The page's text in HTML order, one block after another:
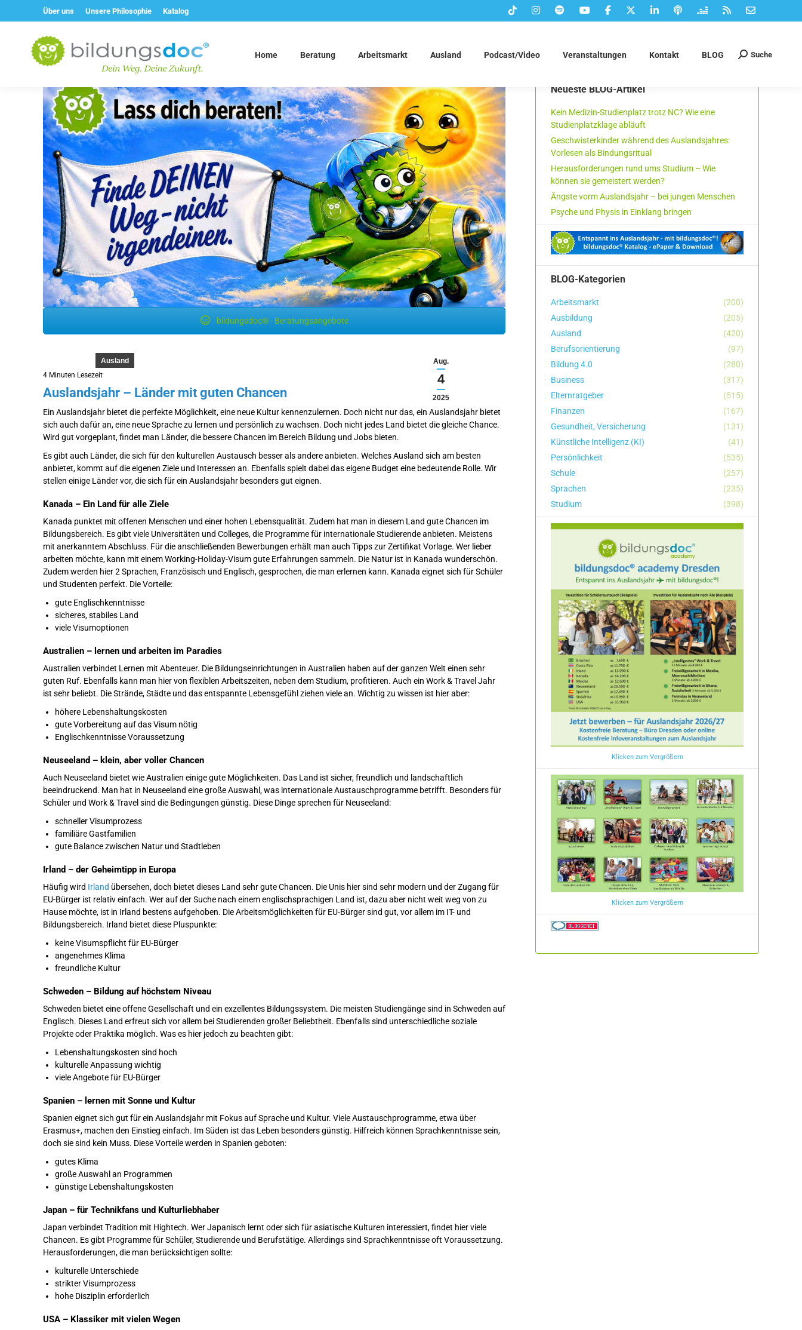
Über uns Unsere Philosophie Katalog
Home Beratung Arbeitsmarkt Ausland Podcast/Video Veranstaltungen Kontakt BLOG Suchen:
Suche
bildungsdoc® - Beratungsangebote
Aug.
4
2025
Ausland
4 Minuten Lesezeit
Auslandsjahr – Länder mit guten Chancen
Ein Auslandsjahr bietet die perfekte Möglichkeit, eine neue Kultur kennenzulernen. Doch nicht nur das, ein Auslandsjahr bietet
sich auch dafür an, eine neue Sprache zu lernen und persönlich zu wachsen. Doch nicht jedes Land bietet die gleiche Chance.
Wird gut vorgeplant, findet man Länder, die bessere Chancen im Bereich Bildung und Jobs bieten.
Es gibt auch Länder, die sich für den kulturellen Austausch besser als andere anbieten. Welches Ausland sich am besten
anbietet, kommt auf die eigenen Ziele und Interessen an. Ebenfalls spielt dabei das eigene Budget eine bedeutende Rolle. Wir
stellen einige Länder vor, die sich für ein Auslandsjahr besonders gut eignen.
Kanada – Ein Land für alle Ziele
Kanada punktet mit offenen Menschen und einer hohen Lebensqualität. Zudem hat man in diesem Land gute Chancen im
Bildungsbereich. Es gibt viele Universitäten und Colleges, die Programme für internationale Studierende anbieten. Meistens
mit anerkanntem Abschluss. Für die anschließenden Bewerbungen erhält man auch Tipps zur Zertifikat Vorlage. Wer lieber
arbeiten möchte, kann mit einem Working-Holiday-Visum gute Erfahrungen sammeln. Die Natur ist in Kanada wunderschön.
Zudem werden hier 2 Sprachen, Französisch und Englisch, gesprochen, die man erlernen kann. Kanada eignet sich für Schüler
und Studenten perfekt. Die Vorteile:
gute Englischkenntnisse
sicheres, stabiles Land
viele Visumoptionen
Australien – lernen und arbeiten im Paradies
Australien verbindet Lernen mit Abenteuer. Die Bildungseinrichtungen in Australien haben auf der ganzen Welt einen sehr
guten Ruf. Ebenfalls kann man hier von flexiblen Arbeitszeiten, neben dem Studium, profitieren. Auch ein Work & Travel Jahr
ist sehr beliebt. Die Strände, Städte und das entspannte Lebensgefühl ziehen viele an. Wichtig zu wissen ist hier aber:
höhere Lebenshaltungskosten
gute Vorbereitung auf das Visum nötig
Englischkenntnisse Voraussetzung
Neuseeland – klein, aber voller Chancen
Auch Neuseeland bietet wie Australien einige gute Möglichkeiten. Das Land ist sicher, freundlich und landschaftlich
beeindruckend. Man hat in Neuseeland eine große Auswahl, was internationale Austauschprogramme betrifft. Besonders für
Schüler und Work & Travel sind die Bedingungen günstig. Diese Dinge sprechen für Neuseeland:
schneller Visumprozess
familiäre Gastfamilien
gute Balance zwischen Natur und Stadtleben
Irland – der Geheimtipp in Europa
Häufig wird Irland übersehen, doch bietet dieses Land sehr gute Chancen. Die Unis hier sind sehr modern und der Zugang für
EU-Bürger ist relativ einfach. Wer auf der Suche nach einem englischsprachigen Land ist, dazu aber nicht weit weg von zu
Hause möchte, ist in Irland bestens aufgehoben. Die Arbeitsmöglichkeiten für EU-Bürger sind gut, vor allem im IT- und
Bildungsbereich. Irland bietet diese Pluspunkte:
keine Visumspflicht für EU-Bürger
angenehmes Klima
freundliche Kultur
Schweden – Bildung auf höchstem Niveau
Schweden bietet eine offene Gesellschaft und ein exzellentes Bildungssystem. Die meisten Studiengänge sind in Schweden auf
Englisch. Dieses Land erfreut sich vor allem bei Studierenden großer Beliebtheit. Ebenfalls sind unterschiedliche soziale
Projekte oder Praktika möglich. Was es hier jedoch zu beachten gibt:
Lebenshaltungskosten sind hoch
kulturelle Anpassung wichtig
viele Angebote für EU-Bürger
Spanien – lernen mit Sonne und Kultur
Spanien eignet sich gut für ein Auslandsjahr mit Fokus auf Sprache und Kultur. Viele Austauschprogramme, etwa über
Erasmus+, machen den Einstieg einfach. Im Süden ist das Leben besonders günstig. Hilfreich können Sprachkenntnisse sein,
doch sie sind kein Muss. Diese Vorteile werden in Spanien geboten:
gutes Klima
große Auswahl an Programmen
günstige Lebenshaltungskosten
Japan – für Technikfans und Kulturliebhaber
Japan verbindet Tradition mit Hightech. Wer Japanisch lernt oder sich für asiatische Kulturen interessiert, findet hier viele
Chancen. Es gibt Programme für Schüler, Studierende und Berufstätige. Allerdings sind Sprachkenntnisse oft Voraussetzung.
Herausforderungen, die man berücksichtigen sollte:
kulturelle Unterschiede
strikter Visumprozess
hohe Disziplin erforderlich
USA – Klassiker mit vielen Wegen
Neueste BLOG-Artikel
Kein Medizin-Studienplatz trotz NC? Wie eine
Studienplatzklage abläuft
Geschwisterkinder während des Auslandsjahres:
Vorlesen als Bindungsritual
Herausforderungen rund ums Studium – Wie
können sie gemeistert werden?
Ängste vorm Auslandsjahr – bei jungen Menschen
Psyche und Physis in Einklang bringen
BLOG-Kategorien
Arbeitsmarkt
(200)
Ausbildung
(205)
Ausland
(420)
Berufsorientierung
(97)
Bildung 4.0
(280)
Business
(317)
Elternratgeber
(515)
Finanzen
(167)
Gesundheit, Versicherung
(131)
Künstliche Intelligenz (KI)
(41)
Persönlichkeit
(535)
Schule
(257)
Sprachen
(235)
Studium
(398)
Klicken zum Vergrößern
Klicken zum Vergrößern